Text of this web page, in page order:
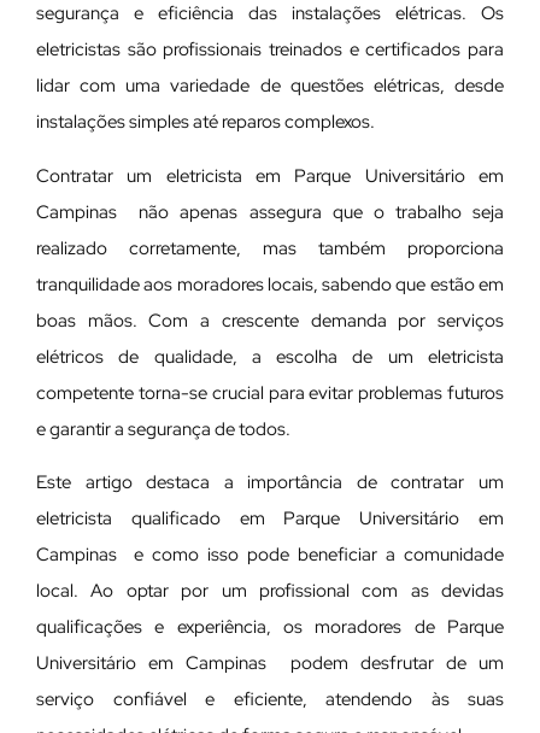
segurança e eficiência das instalações elétricas. Os
eletricistas são profissionais treinados e certificados para
lidar com uma variedade de questões elétricas, desde
instalações simples até reparos complexos.
Contratar um eletricista em Parque Universitário em
Campinas não apenas assegura que o trabalho seja
realizado corretamente, mas também proporciona
tranquilidade aos moradores locais, sabendo que estão em
boas mãos. Com a crescente demanda por serviços
elétricos de qualidade, a escolha de um eletricista
competente torna-se crucial para evitar problemas futuros
e garantir a segurança de todos.
Este artigo destaca a importância de contratar um
eletricista qualificado em Parque Universitário em
Campinas e como isso pode beneficiar a comunidade
local. Ao optar por um profissional com as devidas
qualificações e experiência, os moradores de Parque
Universitário em Campinas podem desfrutar de um
serviço confiável e eficiente, atendendo às suas